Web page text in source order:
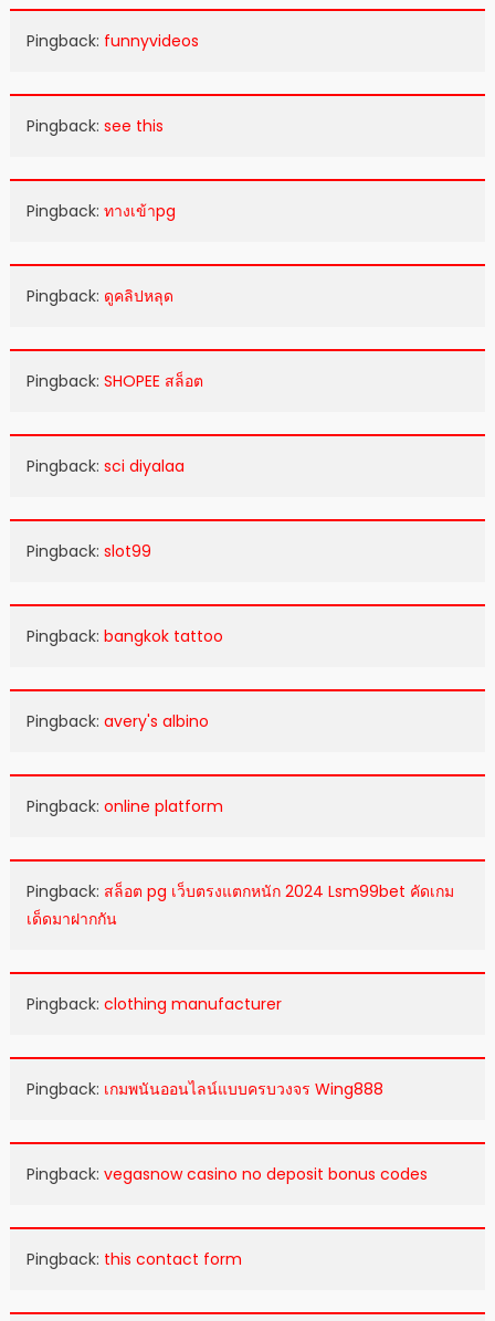
Pingback: funnyvideos
Pingback: see this
Pingback: ทางเข้าpg
Pingback: ดูคลิปหลุด
Pingback: SHOPEE สล็อต
Pingback: sci diyalaa
Pingback: slot99
Pingback: bangkok tattoo
Pingback: avery's albino
Pingback: online platform
Pingback: สล็อต pg เว็บตรงแตกหนัก 2024 Lsm99bet คัดเกม
เด็ดมาฝากกัน
Pingback: clothing manufacturer
Pingback: เกมพนันออนไลน์แบบครบวงจร Wing888
Pingback: vegasnow casino no deposit bonus codes
Pingback: this contact form